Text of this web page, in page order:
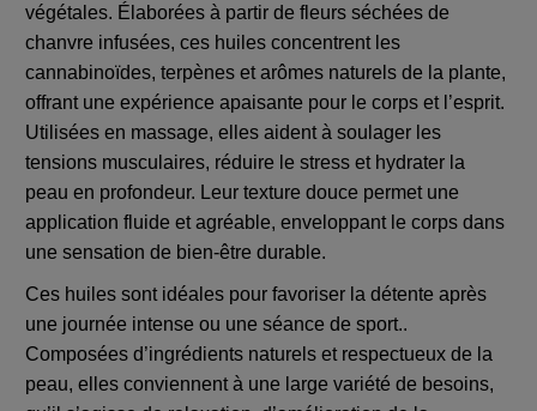
végétales. Élaborées à partir de fleurs séchées de
chanvre infusées, ces huiles concentrent les
cannabinoïdes, terpènes et arômes naturels de la plante,
offrant une expérience apaisante pour le corps et l’esprit.
Utilisées en massage, elles aident à soulager les
tensions musculaires, réduire le stress et hydrater la
peau en profondeur. Leur texture douce permet une
application fluide et agréable, enveloppant le corps dans
une sensation de bien-être durable.
Ces huiles sont idéales pour favoriser la détente après
une journée intense ou une séance de sport..
Composées d’ingrédients naturels et respectueux de la
peau, elles conviennent à une large variété de besoins,